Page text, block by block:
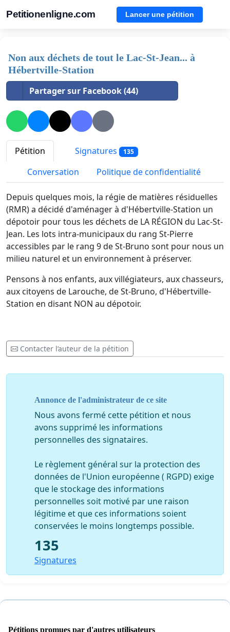
Petitionenligne.com Lancer une pétition
Non aux déchets de tout le Lac-St-Jean... à
Hébertville-Station
Partager sur Facebook (44)
Pétition Signatures 135
Conversation Politique de confidentialité
Depuis quelques mois, la régie de matières résiduelles
(RMR) a décidé d'aménager à d'Hébertville-Station un
dépotoir pour tous les déchets de LA RÉGION du Lac-St-
Jean. Les lots intra-municipaux du rang St-Pierre
accessibles par le rang 9 de St-Bruno sont pour nous un
milieu naturel et un environnement à préserver.
Pensons à nos enfants, aux villégiateurs, aux chasseurs,
aux citoyens de Larouche, de St-Bruno, d'Hébertville-
Station en disant NON au dépotoir.
Contacter l’auteur de la pétition
Annonce de l'administrateur de ce site
Nous avons fermé cette pétition et nous
avons supprimé les informations
personnelles des signataires.
Le règlement général sur la protection des
données de l'Union européenne ( RGPD) exige
que le stockage des informations
personnelles soit motivé par une raison
légitime et que ces informations soient
conservées le moins longtemps possible.
135
Signatures
Pétitions promues par d'autres utilisateurs